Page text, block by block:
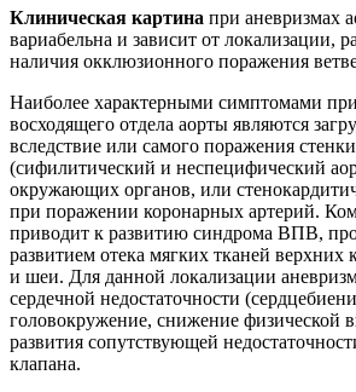
Клиническая картина при аневризмах
вариабельна и зависит от локализации,
наличия окклюзионного поражения
Наиболее характерными симптомами
восходящего отдела аорты являются
вследствие или самого поражения
(сифилитический и неспецифический
окружающих органов, или
при поражении коронарных артерий.
приводит к развитию синдрома ВПВ,
развитием отека мягких тканей верхних
и шеи. Для данной локализации
сердечной недостаточности
головокружение, снижение физической
развития сопутствующей
клапана.